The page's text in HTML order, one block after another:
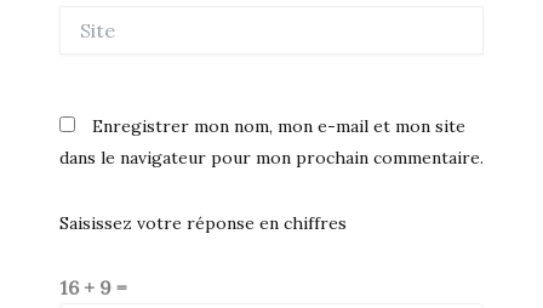
Enregistrer mon nom, mon e-mail et mon site
dans le navigateur pour mon prochain commentaire.
Saisissez votre réponse en chiffres
16 + 9 =